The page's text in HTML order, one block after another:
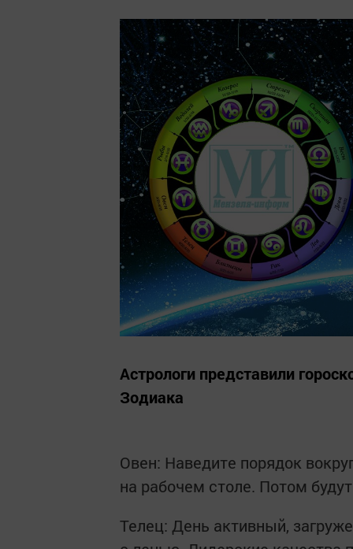
Астрологи представили
Зодиака
Овен: Наведите порядок
на рабочем столе. Потом
Телец: День активный,